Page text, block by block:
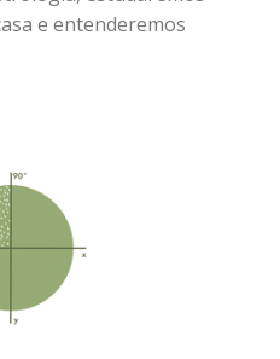
e entenderemos